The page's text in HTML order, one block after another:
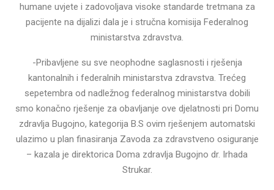
humane uvjete i zadovoljava visoke standarde tretmana za
pacijente na dijalizi dala je i stručna komisija Federalnog
ministarstva zdravstva.
-Pribavljene su sve neophodne saglasnosti i rješenja
kantonalnih i federalnih ministarstva zdravstva. Trećeg
sepetembra od nadležnog federalnog ministarstva dobili
smo konačno rješenje za obavljanje ove djelatnosti pri Domu
zdravlja Bugojno, kategorija B.S ovim rješenjem automatski
ulazimo u plan finasiranja Zavoda za zdravstveno osiguranje
– kazala je direktorica Doma zdravlja Bugojno dr. Irhada
Strukar.